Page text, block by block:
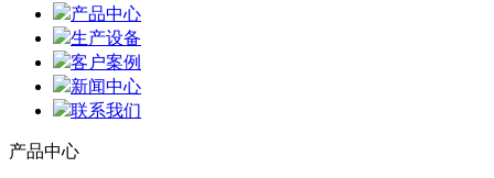
产品中心
生产设备
客户案例
新闻中心
联系我们
产品中心